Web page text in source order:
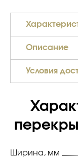
Описание
Условия
Ширина, мм